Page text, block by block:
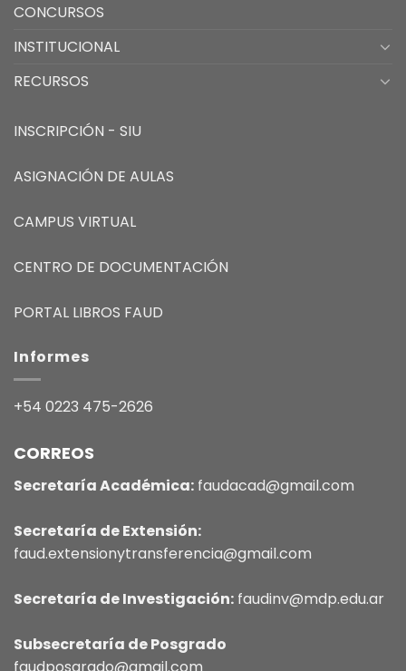
CONCURSOS
INSTITUCIONAL
RECURSOS
INSCRIPCIÓN - SIU
ASIGNACIÓN DE AULAS
CAMPUS VIRTUAL
CENTRO DE DOCUMENTACIÓN
PORTAL LIBROS FAUD
Informes
+54 0223 475-2626
CORREOS
Secretaría Académica: faudacad@gmail.com
Secretaría de Extensión:
faud.extensionytransferencia@gmail.com
Secretaría de Investigación: faudinv@mdp.edu.ar
Subsecretaría de Posgrado
faudposgrado@gmail.com